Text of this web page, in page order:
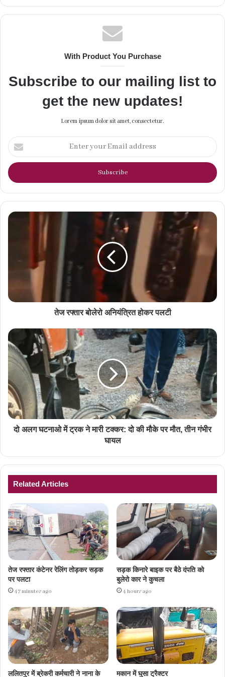
With Product You Purchase
Subscribe to our mailing list to
get the new updates!
Lorem ipsum dolor sit amet, consectetur.
Enter
your
Email
address
तेज रफ्तार बोलेरो अनियंत्रित होकर पलटी
दो अलग घटनाओ में ट्रक ने मारी टक्कर: दो की मौके पर मौत, तीन गंभीर
घायल
Related Articles
तेज रफ्तार कंटेनर रेलिंग तोड़कर सड़क
पर पलटा
47 minutes ago
सड़क किनारे बाइक पर बैठे दंपति को
बुलेरो कार ने कुचला
4 hours ago
ललितपुर में ब्रेकरी कर्मचारी ने नाना के
मकान में घुसा ट्रैक्टर